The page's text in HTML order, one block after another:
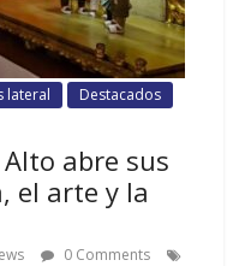
lateral
Destacados
abre sus
el arte y la
0 Comments